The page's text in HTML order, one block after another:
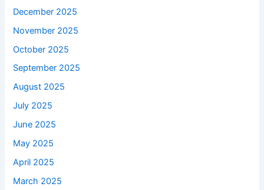
December 2025
November 2025
October 2025
September 2025
August 2025
July 2025
June 2025
May 2025
April 2025
March 2025